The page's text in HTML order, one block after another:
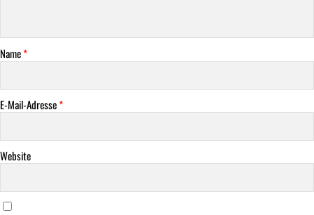
Name*
E-Mail-Adresse*
Website